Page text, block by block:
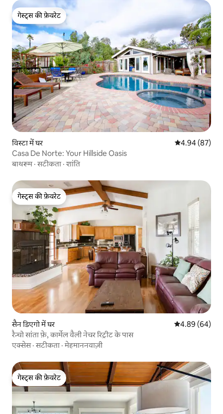
गेस्ट्स की फ़ेवरेट
गेस्ट्स की फ़ेवरेट
विस्टा में घर औसत रेटिंग 5 में
4.94 (87)
Casa De Norte: Your Hillside Oasis
बाथरूम·सटीकता ·शांति
गेस्ट्स की फ़ेवरेट
गेस्ट्स की फ़ेवरेट
सैन डिएगो में घर औसत रेटिंग 5 में
4.89 (64)
रैन्चो सांता फ़े, कार्मेल वैली नेचर रिट्रीट के पास
एक्सेस·सटीकता ·मेहमाननवाज़ी
गेस्ट्स की फ़ेवरेट
गेस्ट्स की फ़ेवरेट